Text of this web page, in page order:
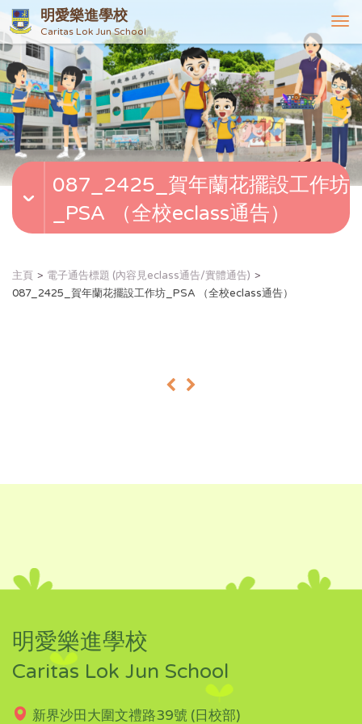
明愛樂進學校
Caritas Lok Jun School
T
o
g
g
l
e
n
v
i
087_2425_賀年蘭花擺設工作坊
_PSA （全校eclass通告）
主頁
電子通告標題 (內容見eclass通告/實體通告)
087_2425_賀年蘭花擺設工作坊_PSA （全校eclass通告）
« »
明愛樂進學校
Caritas Lok Jun School
新界沙田大圍文禮路39號 (日校部)